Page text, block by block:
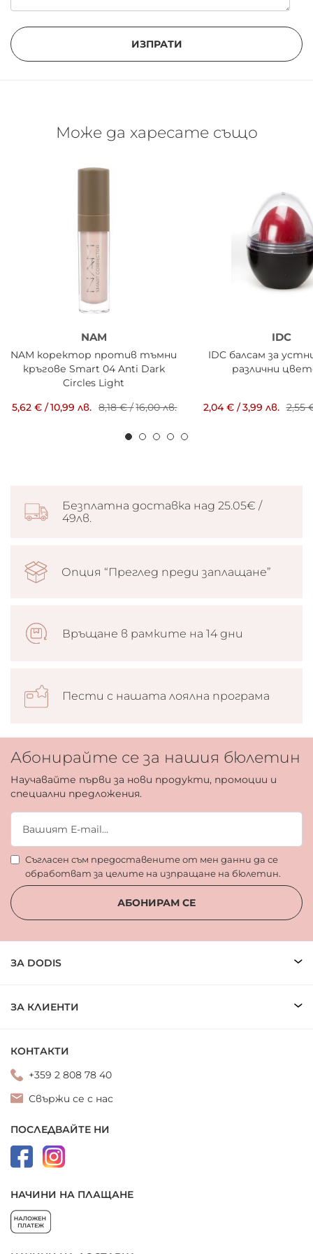
ИЗПРАТИ
Може да харесате също
NAM
NAM коректор против тъмни
кръгове Smart 04 Anti Dark
Circles Light
5,62 € /10,99 лв. 8,18 €/16,00 лв.
IDC
IDC балсам за
различни
2,04 €/3,99 лв. 2,55
Безплатна доставка над 25.05€ /
49лв.
Опция “Преглед преди заплащане”
Връщане в рамките на 14 дни
Пести с нашата лоялна програма
Абонирайте се за нашия бюлетин
Научавайте първи за нови продукти, промоции и
специални предложения.
Съгласен съм предоставените от мен данни да се
обработват за целите на изпращане на бюлетин.
АБОНИРАМ СЕ
ЗА DODIS
ЗА КЛИЕНТИ
КОНТАКТИ
+359 2 808 78 40
Свържи се с нас
ПОСЛЕДВАЙТЕ НИ
НАЧИНИ НА ПЛАЩАНЕ